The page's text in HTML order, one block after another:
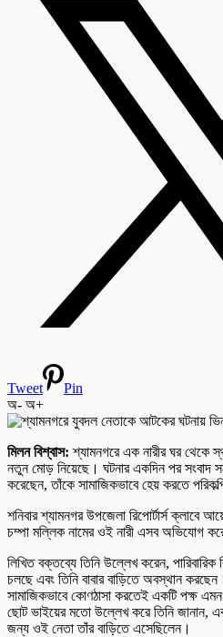
Tweet
Pin
অ- অ+
মিলন বিশ্বাস: শ্যামনগরে এক নারীর ঘর থেকে
নতুন মোড় নিয়েছে। ঘটনার একদিন পর সংবাদ
করেছেন, তাঁকে সামাজিকভাবে হেয় করতে
শনিবার শ্যামনগর উপজেলা রিপোর্টার্স ক্লাবে
চম্পা মল্লিক নামের ওই নারী এসব অভিযোগ
লিখিত বক্তব্যে তিনি উল্লেখ করেন, পারিবারিক
চলছে এবং তিনি বাবার বাড়িতে অবস্থান
সামাজিকভাবে কোণঠাসা করতেই একটি পক্ষ
ছোট ভাইয়ের মতো উল্লেখ করে তিনি জানান,
জন্য ওই নেতা তাঁর বাড়িতে এসেছিলেন।